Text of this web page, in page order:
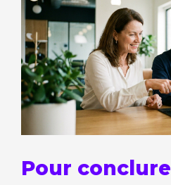
Pour conclure